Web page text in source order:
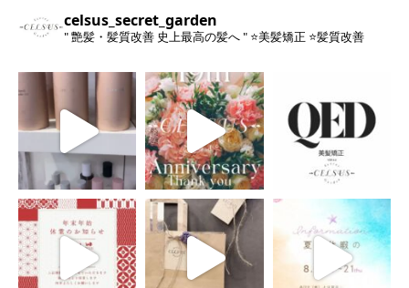
celsus_secret_garden
" 艶髪・髪質改善 史上最高の髪へ " ⭐️美髪矯正 ⭐️髪質改善